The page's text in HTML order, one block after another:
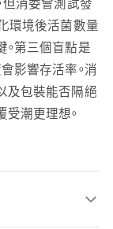
但消委會測試發
環境後活菌數量
。第三個盲點是
影響存活率。消
及包裝能否隔絕
潮更理想。